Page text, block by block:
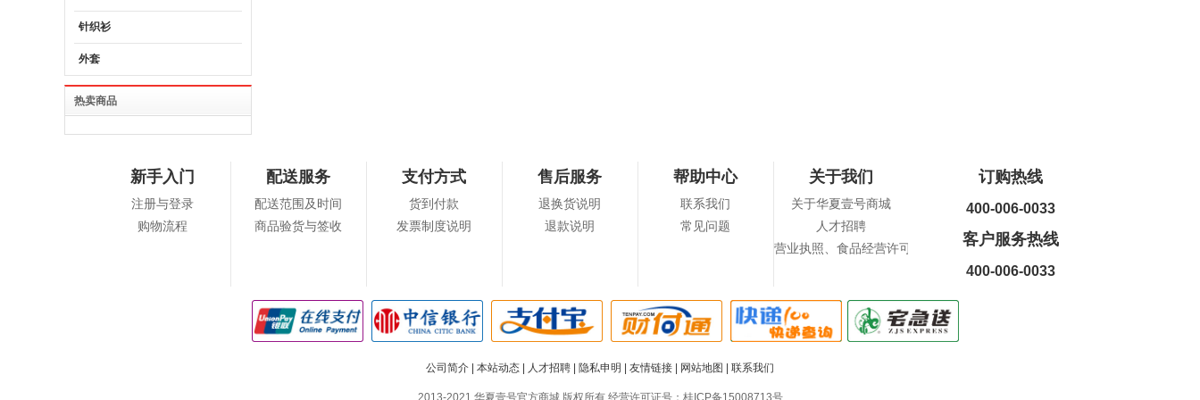
针织衫
外套
热卖商品
新手入门
注册与登录
购物流程
配送服务
配送范围及时间
商品验货与签收
支付方式
货到付款
发票制度说明
售后服务
退换货说明
退款说明
帮助中心
联系我们
常见问题
关于我们
关于华夏壹号商城
人才招聘
营业执照、食品经营许可证查询
订购热线
400-006-0033
客户服务热线
400-006-0033
公司简介 本站动态 人才招聘 隐私申明 友情链接 网站地图 联系我们
2013-2021 华夏壹号官方商城 版权所有 经营许可证号： 桂ICP备15008713号